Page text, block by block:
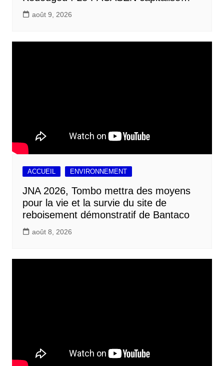
août 9, 2026
ACCUEIL ENVIRONNEMENT
JNA 2026, Tombo mettra des moyens
pour la vie et la survie du site de
reboisement démonstratif de Bantaco
août 8, 2026